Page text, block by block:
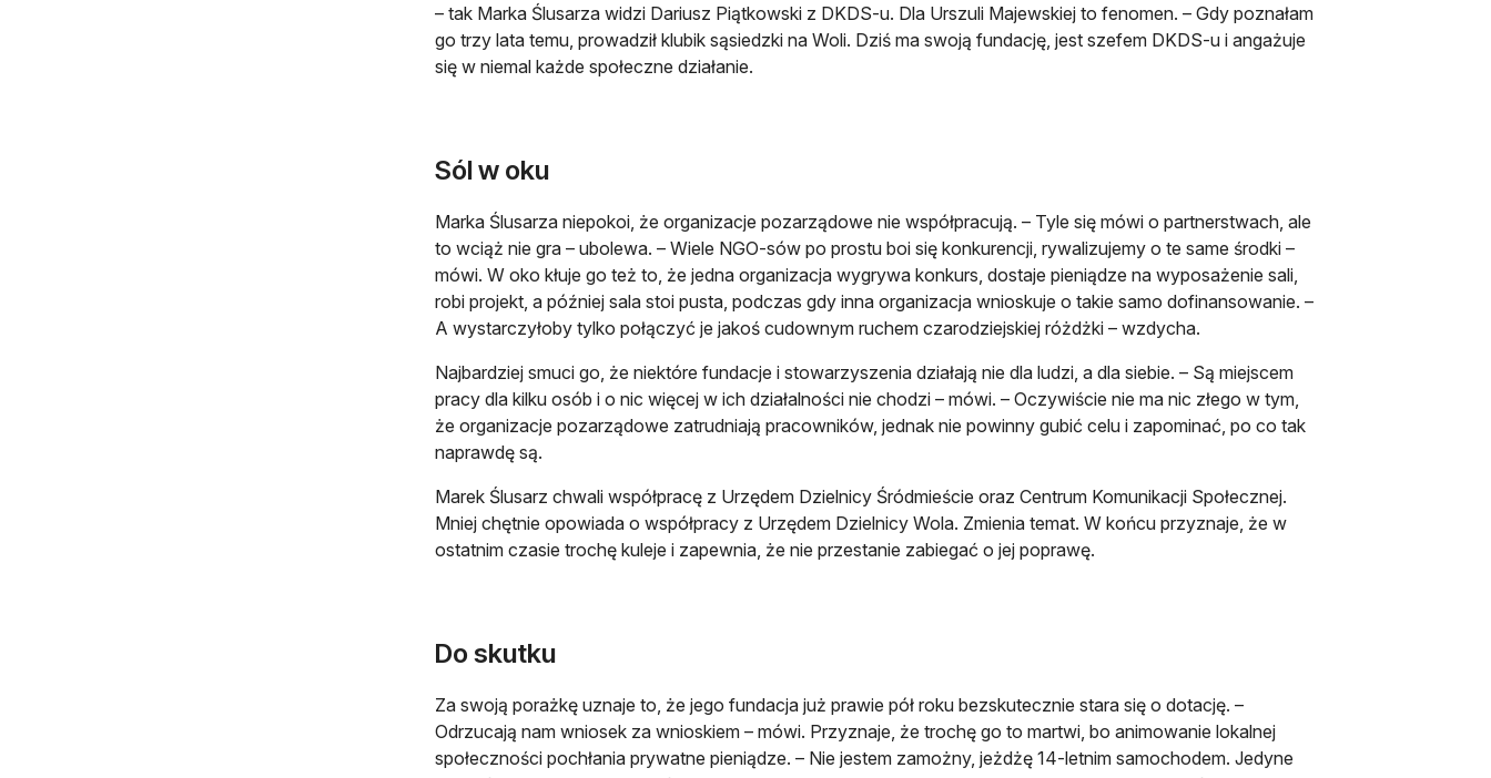
– tak Marka Ślusarza widzi Dariusz Piątkowski z DKDS-u. Dla Urszuli Majewskiej to fenomen. – Gdy poznałam
go trzy lata temu, prowadził klubik sąsiedzki na Woli. Dziś ma swoją fundację, jest szefem DKDS-u i angażuje
się w niemal każde społeczne działanie.
Sól w oku
Marka Ślusarza niepokoi, że organizacje pozarządowe nie współpracują. – Tyle się mówi o partnerstwach, ale
to wciąż nie gra – ubolewa. – Wiele NGO-sów po prostu boi się konkurencji, rywalizujemy o te same środki –
mówi. W oko kłuje go też to, że jedna organizacja wygrywa konkurs, dostaje pieniądze na wyposażenie sali,
robi projekt, a później sala stoi pusta, podczas gdy inna organizacja wnioskuje o takie samo dofinansowanie. –
A wystarczyłoby tylko połączyć je jakoś cudownym ruchem czarodziejskiej różdżki – wzdycha.
Najbardziej smuci go, że niektóre fundacje i stowarzyszenia działają nie dla ludzi, a dla siebie. – Są miejscem
pracy dla kilku osób i o nic więcej w ich działalności nie chodzi – mówi. – Oczywiście nie ma nic złego w tym,
że organizacje pozarządowe zatrudniają pracowników, jednak nie powinny gubić celu i zapominać, po co tak
naprawdę są.
Marek Ślusarz chwali współpracę z Urzędem Dzielnicy Śródmieście oraz Centrum Komunikacji Społecznej.
Mniej chętnie opowiada o współpracy z Urzędem Dzielnicy Wola. Zmienia temat. W końcu przyznaje, że w
ostatnim czasie trochę kuleje i zapewnia, że nie przestanie zabiegać o jej poprawę.
Do skutku
Za swoją porażkę uznaje to, że jego fundacja już prawie pół roku bezskutecznie stara się o dotację. –
Odrzucają nam wniosek za wnioskiem – mówi. Przyznaje, że trochę go to martwi, bo animowanie lokalnej
społeczności pochłania prywatne pieniądze. – Nie jestem zamożny, jeżdżę 14-letnim samochodem. Jedyne